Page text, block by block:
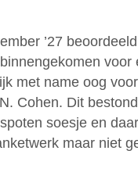
’27
voor
met name oog
Cohen. Dit
soesje en
maar niet